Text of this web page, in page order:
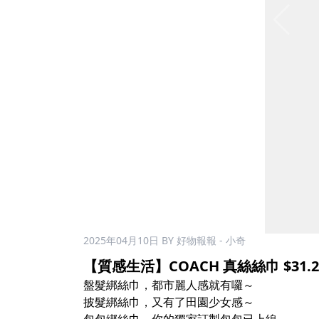
2025年04月10日 BY 好物報報 - 小奇
【質感生活】COACH 真絲絲巾
盤髮綁絲巾，都市麗人感就有囉～
披髮綁絲巾，又有了田園少女感～